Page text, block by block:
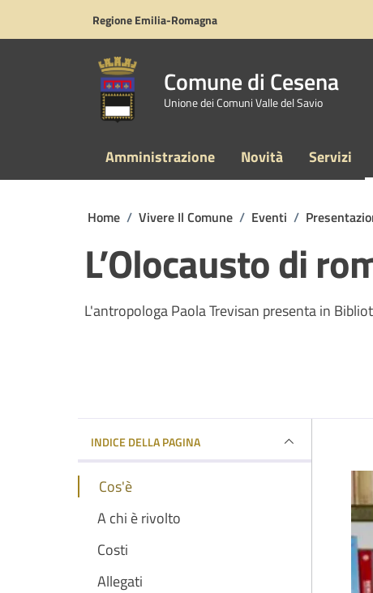
Regione Emilia-Romagna
Comune di Cesena
Unione dei Comuni Valle del Savio
Amministrazione Novità Servizi
Home / Vivere Il Comune / Eventi /
L’Olocausto di
L'antropologa Paola Trevisan presenta in
INDICE DELLA PAGINA
Cos'è
A chi è rivolto
Costi
Allegati